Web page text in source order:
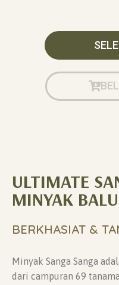
ULTIMATE
MINYAK
BERKHASIAT &
Minyak Sanga Sanga
dari campuran 69